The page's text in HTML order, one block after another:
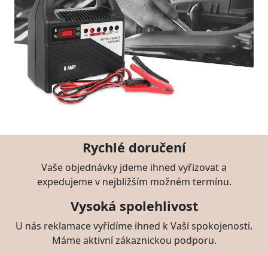
Rychlé doručení
Vaše objednávky jdeme ihned vyřizovat a
expedujeme v nejbližším možném termínu.
Vysoká spolehlivost
U nás reklamace vyřídíme ihned k Vaší spokojenosti.
Máme aktivní zákaznickou podporu.